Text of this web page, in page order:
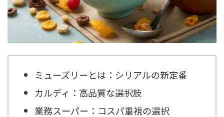
ミューズリーとは：シリアルの新定番
カルディ：高品質な選択肢
業務スーパー：コスパ重視の選択